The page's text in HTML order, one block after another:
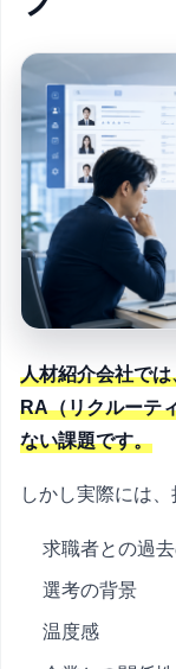
人材紹介会社で
RA（リクルーテ
ない課題です。
しかし実際には、
求職者との過
選考の背景
温度感